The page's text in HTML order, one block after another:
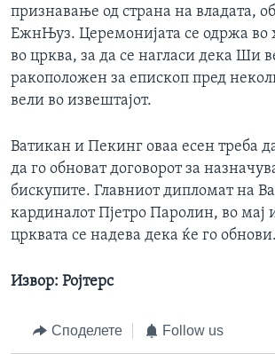
признавање од страна на владата,
ЕжнЊуз. Церемонијата се одржа во
во црква, за да се нагласи дека Ши
ракоположен за епископ пред
вели во извештајот.
Ватикан и Пекинг оваа есен треба
да го обноват договорот за
бискупите. Главниот дипломат на
кардиналот Пјетро Паролин, во мај
црквата се надева дека ќе го обнови.
Извор: Ројтерс
Споделете Follow us